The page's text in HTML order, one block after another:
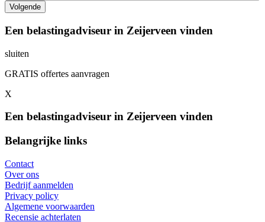
Een belastingadviseur in Zeijerveen vinden
sluiten
GRATIS offertes aanvragen
X
Een belastingadviseur in Zeijerveen vinden
Belangrijke links
Contact
Over ons
Bedrijf aanmelden
Privacy policy
Algemene voorwaarden
Recensie achterlaten